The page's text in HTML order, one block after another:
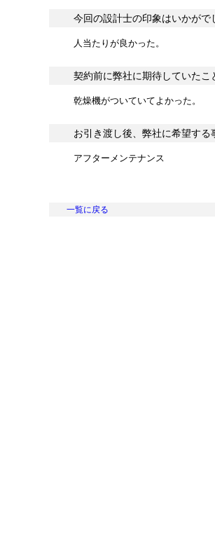
今回の設計士の印象はいかが
人当たりが良かった。
契約前に弊社に期待していた
乾燥機がついていてよかった。
お引き渡し後、弊社に希望する
アフターメンテナンス
一覧に戻る